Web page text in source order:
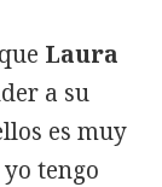
Laura
a su
es muy
tengo